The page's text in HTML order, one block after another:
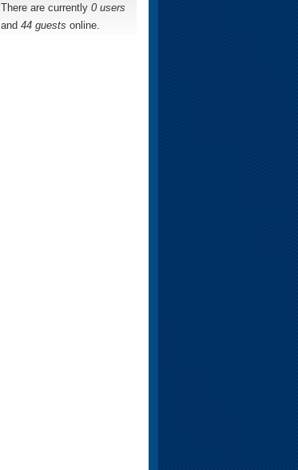
There are currently 0 users
and 44 guests online.